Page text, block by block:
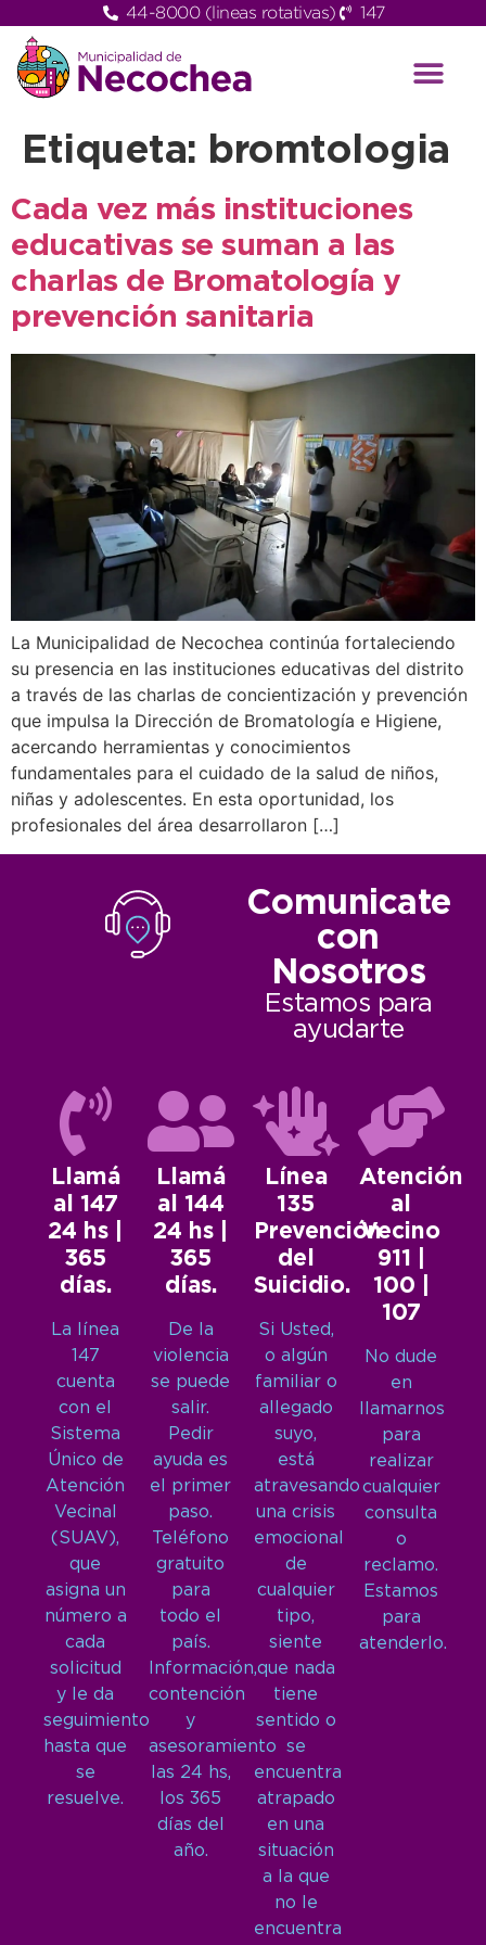
44-8000 (lineas rotativas) 147
Etiqueta: bromtologia
Cada vez más instituciones
educativas se suman a las
charlas de Bromatología y
prevención sanitaria
La Municipalidad de Necochea continúa fortaleciendo
su presencia en las instituciones educativas del distrito
a través de las charlas de concientización y prevención
que impulsa la Dirección de Bromatología e Higiene,
acercando herramientas y conocimientos
fundamentales para el cuidado de la salud de niños,
niñas y adolescentes. En esta oportunidad, los
profesionales del área desarrollaron […]
Comunicate
con
Nosotros
Estamos para
ayudarte
Llamá
al 147
24 hs |
365
días.
La línea
147
cuenta
con el
Sistema
Único de
Atención
Vecinal
(SUAV),
que
asigna un
número a
cada
solicitud
y le da
seguimiento
hasta que
se
resuelve.
Llamá
al 144
24 hs |
365
días.
De la
violencia
se puede
salir.
Pedir
ayuda es
el primer
paso.
Teléfono
gratuito
para
todo el
país.
Información,
contención
y
asesoramiento
las 24 hs,
los 365
días del
año.
Línea
135
Prevención
del
Suicidio.
Si Usted,
o algún
familiar o
allegado
suyo,
está
atravesando
una crisis
emocional
de
cualquier
tipo,
siente
que nada
tiene
sentido o
se
encuentra
atrapado
en una
situación
a la que
no le
encuentra
Atención
al
Vecino
911 |
100 |
107
No dude
en
llamarnos
para
realizar
cualquier
consulta
o
reclamo.
Estamos
para
atenderlo.